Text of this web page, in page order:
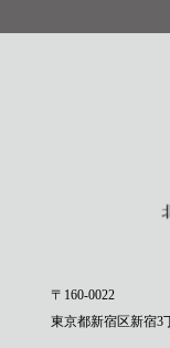
〒160-0022
東京都新宿区新宿3